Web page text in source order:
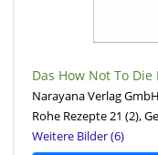
Das How Not To Die
Narayana Verlag
Rohe Rezepte 21 (2),
Weitere Bilder (6)